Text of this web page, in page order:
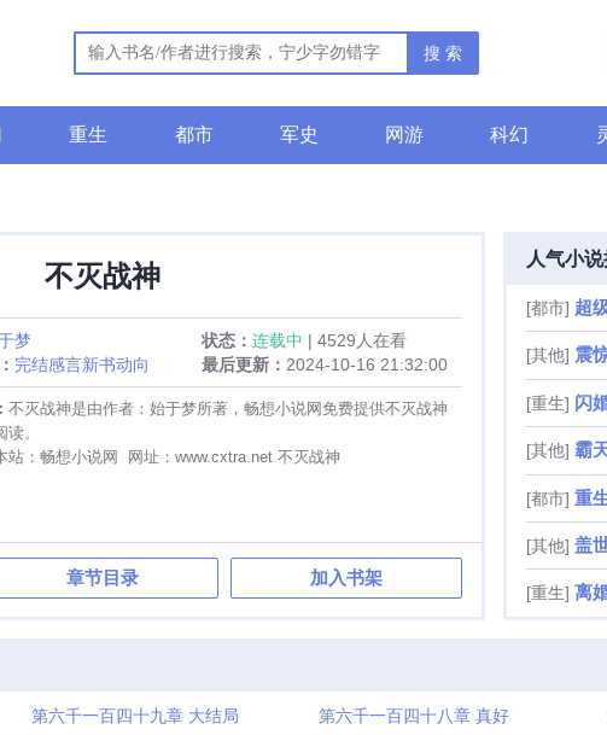
搜 索
重生 都市 军史 网游 科幻
不灭战神
梦 状态：连载中 | 4529人在看
完结感言新书动向 最后更新： 2024-10-16 21:32:00
不灭战神是由作者：始于梦所著，畅想小说网免费提供不灭战神
。
站：畅想小说网 网址：www.cxtra.net 不灭战神
章节目录 加入书架
人气小
[都市] 超
[其他]
[重生] 闪
[其他] 霸
[都市]
[其他] 盖
[重生] 离
第六千一百四十九章 大结局 第六千一百四十八章 真好